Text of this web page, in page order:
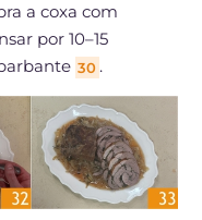
a coxa com
por 10–15
30 .